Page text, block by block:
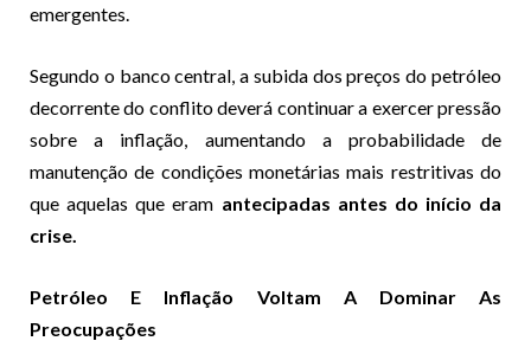
emergentes.
Segundo o banco central, a subida dos preços do petróleo
decorrente do conflito deverá continuar a exercer pressão
sobre a inflação, aumentando a probabilidade de
manutenção de condições monetárias mais restritivas do
que aquelas que eram antecipadas antes do início da
crise.
Petróleo E Inflação Voltam A Dominar As
Preocupações